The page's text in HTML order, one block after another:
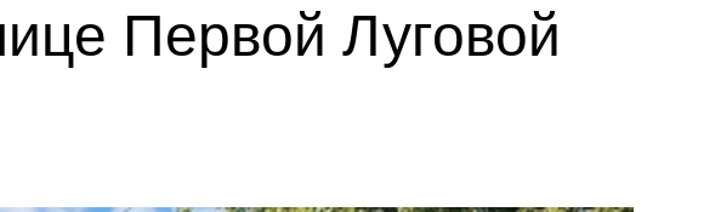
Первой Луговой